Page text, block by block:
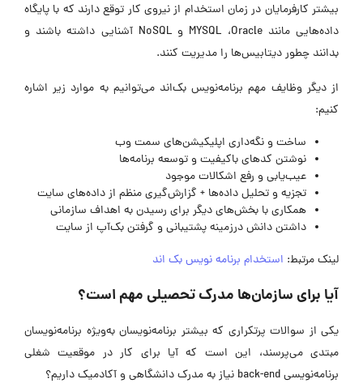
بیشتر کارفرمایان در زمان استخدام از نیروی کار توقع دارند که با پایگاه‌
داده‌هایی مانند MYSQL ،Oracle و NoSQL آشنایی داشته باشند و
بدانند چطور دیتابیس‌ها را مدیریت کنند.
از دیگر وظایف مهم برنامه‌نویس بک‌اند می‌توانیم به موارد زیر اشاره
کنیم:
ساخت و نگه‌داری اپلیکیشن‌های سمت وب
نوشتن‌ کدهای باکیفیت و توسعه برنامه‌ها
عیب‌یابی و رفع اشکالات موجود
تجزیه و تحلیل داده‌ها + گزارش‌گیری منظم از داده‌های سایت
همکاری با بخش‌های دیگر برای رسیدن به اهداف سازمانی
داشتن دانش درزمینه پشتیبانی و گرفتن بک‌آپ از سایت
لینک مرتبط: استخدام برنامه نویس بک اند
آیا برای سازمان‌ها مدرک تحصیلی مهم است؟
یکی از سوالات پرتکراری که بیشتر برنامه‌نویسان به‌ویژه برنامه‌نویسان
مبتدی می‌پرسند، این است که آيا برای کار در موقعیت شغلی
برنامه‌نویسی back-end نیاز به مدرک دانشگاهی و آکادمیک داریم؟